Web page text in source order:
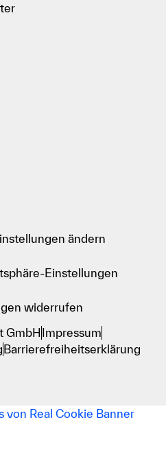
ändern
Einstellungen
widerrufen
GmbHImpressum
Barrierefreiheitserklärung
von Real Cookie Banner